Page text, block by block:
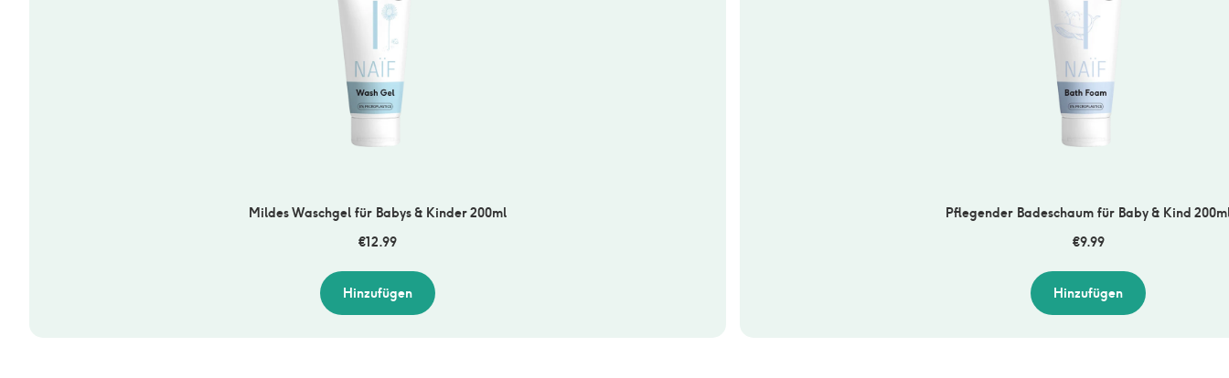
Mildes Waschgel für Babys & Kinder 200ml
€12.99
Hinzufügen
Pflegender Badeschaum für Baby & Kind
€9.99
Hinzufügen